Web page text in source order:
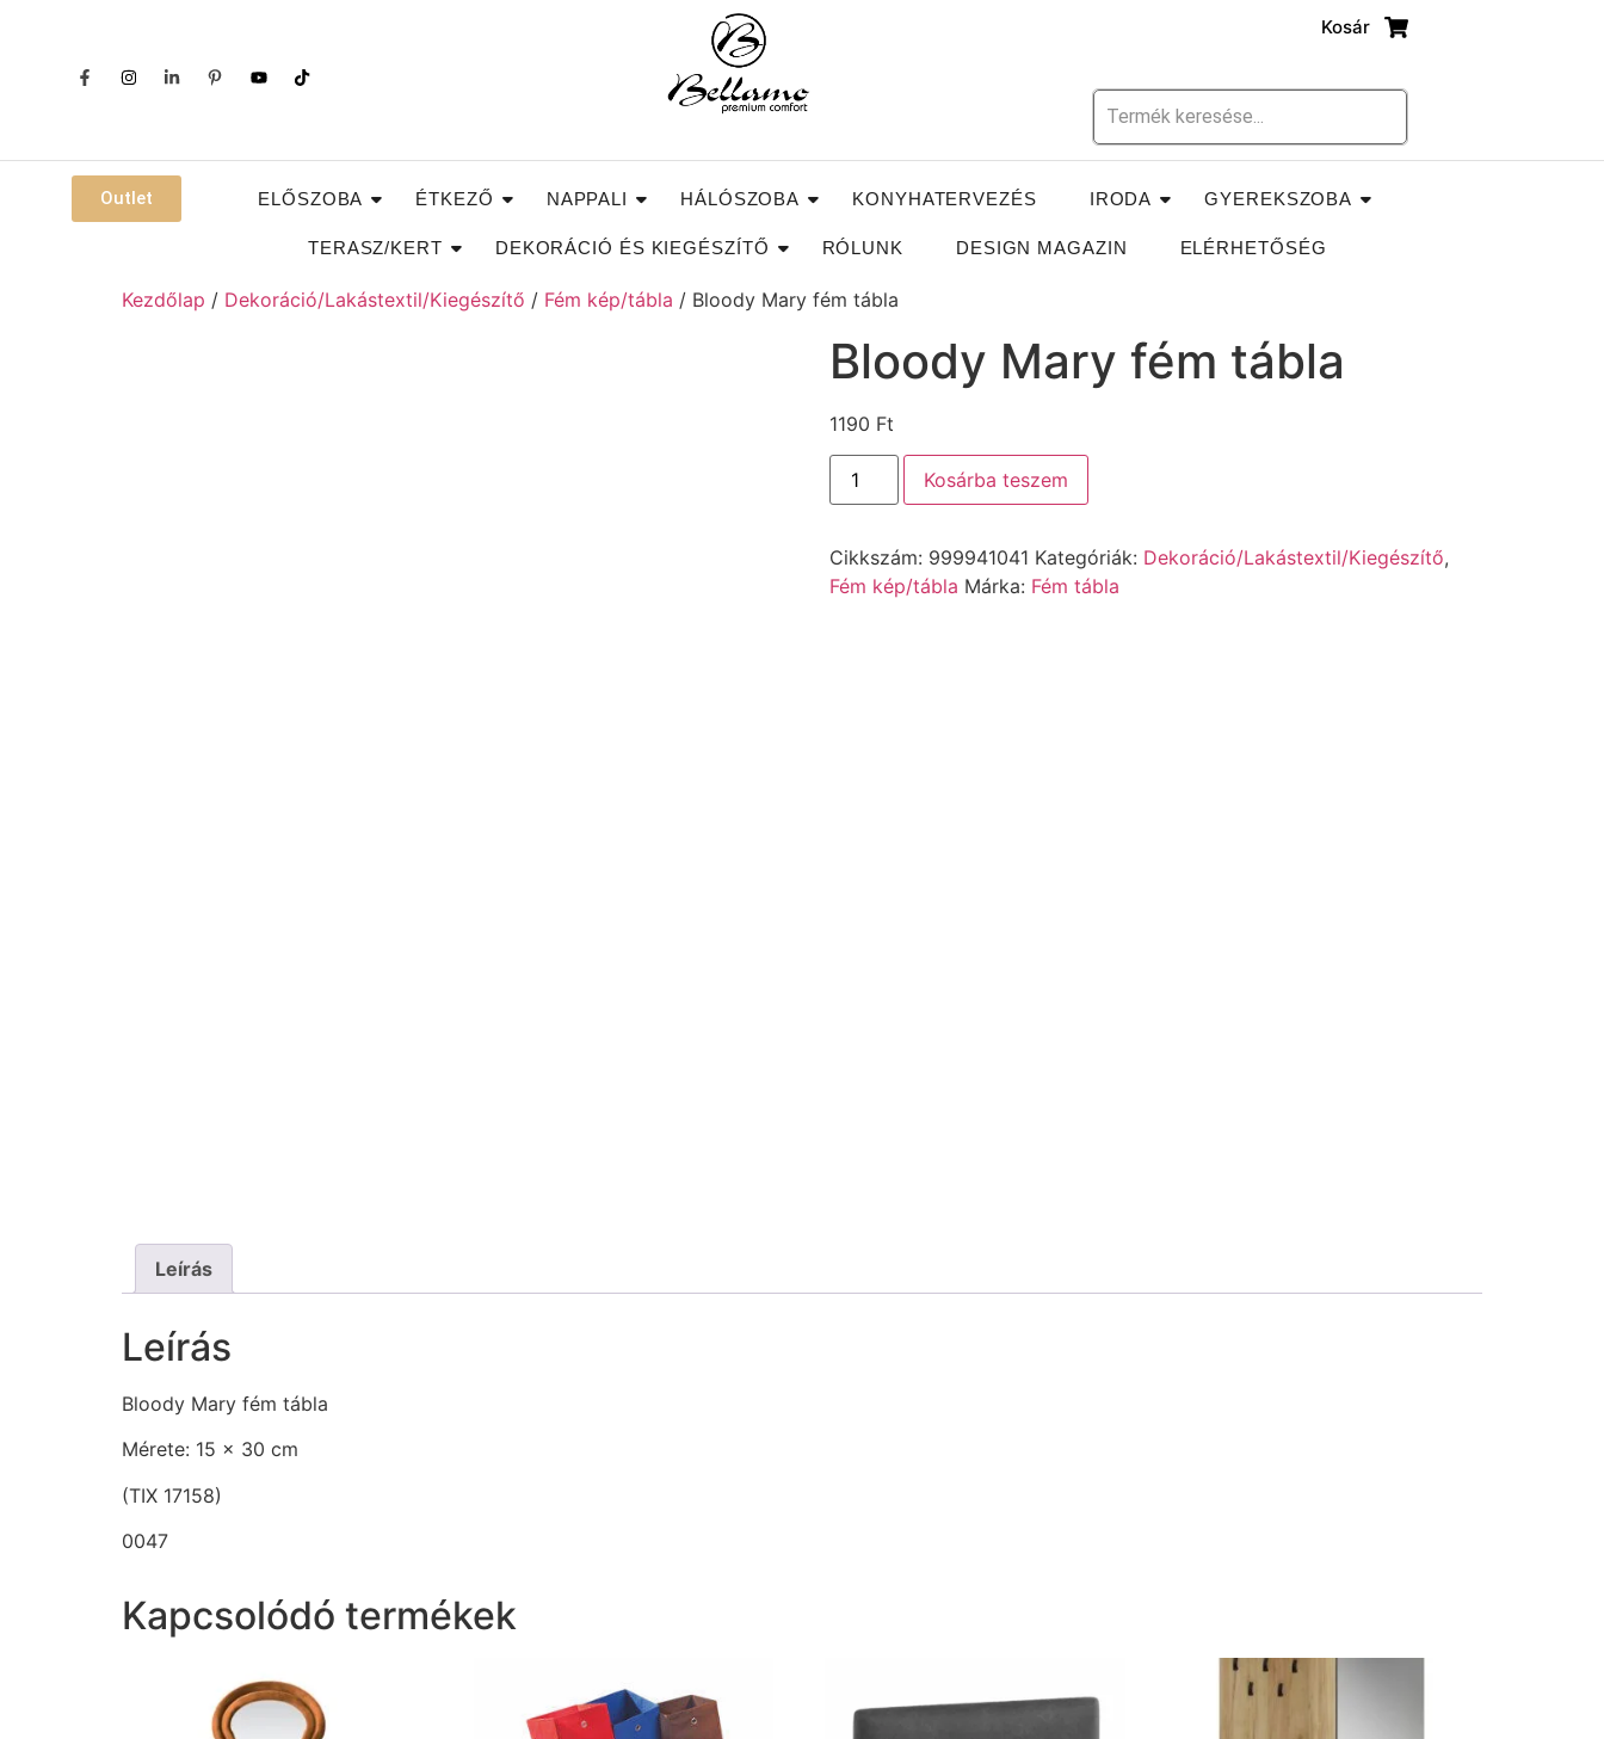
Kosár
Outlet ELŐSZOBA ÉTKEZŐ NAPPALI HÁLÓSZOBA KONYHATERVEZÉS IRODA GYEREKSZOBA
TERASZ/KERT DEKORÁCIÓ ÉS KIEGÉSZÍTŐ RÓLUNK DESIGN MAGAZIN ELÉRHETŐSÉG
Kezdőlap / Dekoráció/Lakástextil/Kiegészítő / Fém kép/tábla / Bloody Mary fém tábla
Bloody Mary fém tábla
1190 Ft
Kosárba teszem
Cikkszám: 999941041 Kategóriák: Dekoráció/Lakástextil/Kiegészítő,
Fém kép/tábla Márka: Fém tábla
Leírás
Leírás
Bloody Mary fém tábla
Mérete: 15 x 30 cm
(TIX 17158)
0047
Kapcsolódó termékek